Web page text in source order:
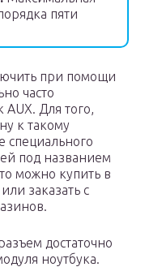
пяти
при помощи
часто
Для того,
к такому
специального
под названием
можно купить в
заказать с
достаточно
ноутбука.